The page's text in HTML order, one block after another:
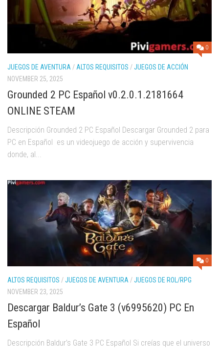
0
JUEGOS DE AVENTURA / ALTOS REQUISITOS /JUEGOS DE ACCIÓN
NOVEMBER 25, 2025
Grounded 2 PC Español v0.2.0.1.2181664
ONLINE STEAM
Descripción Grounded 2 PC Español Descargar Grounded 2 para
PC en Español es un videojuego de acción y supervivencia
donde, al...
0
ALTOS REQUISITOS /JUEGOS DE AVENTURA /JUEGOS DE ROL/RPG
NOVEMBER 23, 2025
Descargar Baldur’s Gate 3 (v6995620) PC En
Español
Descripción Baldur’s Gate 3 PC Español Si creías que el universo